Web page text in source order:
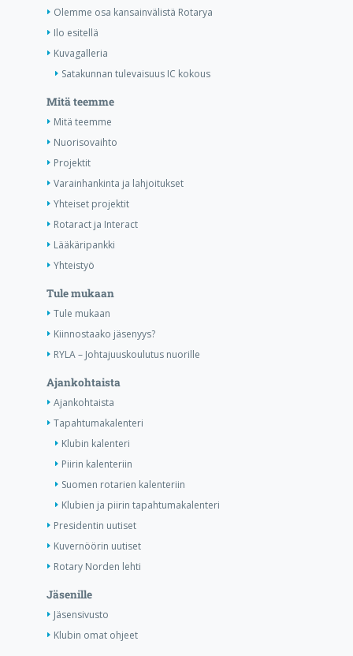
Olemme osa kansainvälistä Rotarya
Ilo esitellä
Kuvagalleria
Satakunnan tulevaisuus IC kokous
Mitä teemme
Mitä teemme
Nuorisovaihto
Projektit
Varainhankinta ja lahjoitukset
Yhteiset projektit
Rotaract ja Interact
Lääkäripankki
Yhteistyö
Tule mukaan
Tule mukaan
Kiinnostaako jäsenyys?
RYLA – Johtajuuskoulutus nuorille
Ajankohtaista
Ajankohtaista
Tapahtumakalenteri
Klubin kalenteri
Piirin kalenteriin
Suomen rotarien kalenteriin
Klubien ja piirin tapahtumakalenteri
Presidentin uutiset
Kuvernöörin uutiset
Rotary Norden lehti
Jäsenille
Jäsensivusto
Klubin omat ohjeet